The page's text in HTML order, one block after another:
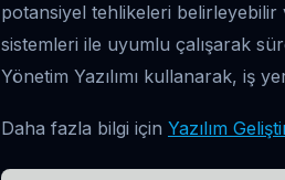
potansiyel tehlikeleri belirleyebilir
sistemleri ile uyumlu çalışarak
Yönetim Yazılımı kullanarak, iş
Daha fazla bilgi için Yazılım